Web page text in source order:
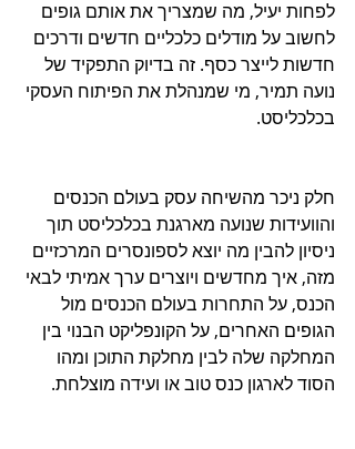
לפחות יעיל, מה שמצריך את אותם גופים
לחשוב על מודלים כלכליים חדשים ודרכים
חדשות לייצר כסף. זה בדיוק התפקיד של
נועה תמיר, מי שמנהלת את הפיתוח העסקי
בכלכליסט.
חלק ניכר מהשיחה עסק בעולם הכנסים
והוועידות שנועה מארגנת בכלכליסט תוך
ניסיון להבין מה יוצא לספונסרים המרכזיים
מזה, איך מחדשים ויוצרים ערך אמיתי לבאי
הכנס, על התחרות בעולם הכנסים מול
הגופים האחרים, על הקונפליקט הבנוי בין
המחלקה שלה לבין מחלקת התוכן ומהו
הסוד לארגון כנס טוב או ועידה מוצלחת.